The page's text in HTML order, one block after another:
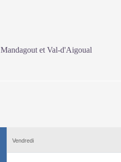
et Val-d'Aigoual